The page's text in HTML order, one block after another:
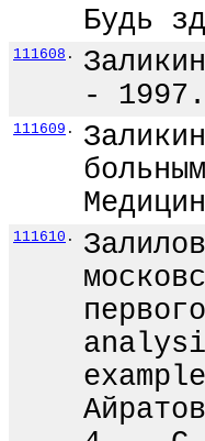
Будь
111608 .
-
111609 .
111610 .